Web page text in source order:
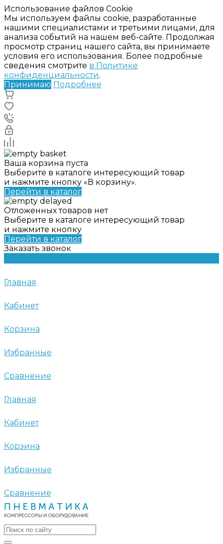
Использование файлов Cookie
Мы используем файлы cookie, разработанные
нашими специалистами и третьими лицами, для
анализа событий на нашем веб-сайте. Продолжая
просмотр страниц нашего сайта, вы принимаете
условия его использования. Более подробные
сведения смотрите в Политике
конфиденциальности.
Принимаю Подробнее
Ваша корзина пуста
Выберите в каталоге интересующий товар
и нажмите кнопку «В корзину».
Перейти в каталог
Отложенных товаров нет
Выберите в каталоге интересующий товар
и нажмите кнопку
Перейти в каталог
Заказать звонок
Главная
Кабинет
Корзина
Избранные
Сравнение
Главная
Кабинет
Корзина
Избранные
Сравнение